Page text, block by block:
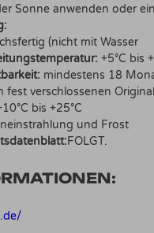
Sonne anwenden oder
(nicht mit Wasser
+5°C bis
mindestens 18
fest verschlossenen
bis +25°C
und Frost
FOLGT.